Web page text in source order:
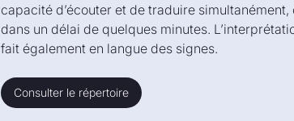
capacité d’écouter et de traduire simultanément,
dans un délai de quelques minutes.
fait également en langue des signes.
Consulter le répertoire
Consulter le répertoire